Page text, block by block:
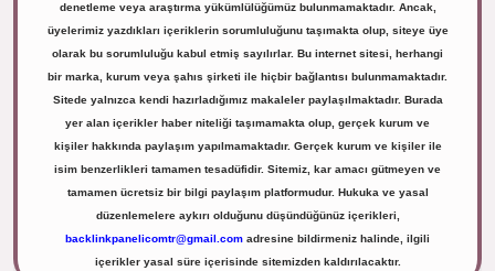
denetleme veya araştırma yükümlülüğümüz bulunmamaktadır. Ancak,
üyelerimiz yazdıkları içeriklerin sorumluluğunu taşımakta olup, siteye üye
olarak bu sorumluluğu kabul etmiş sayılırlar. Bu internet sitesi, herhangi
bir marka, kurum veya şahıs şirketi ile hiçbir bağlantısı bulunmamaktadır.
Sitede yalnızca kendi hazırladığımız makaleler paylaşılmaktadır. Burada
yer alan içerikler haber niteliği taşımamakta olup, gerçek kurum ve
kişiler hakkında paylaşım yapılmamaktadır. Gerçek kurum ve kişiler ile
isim benzerlikleri tamamen tesadüfidir. Sitemiz, kar amacı gütmeyen ve
tamamen ücretsiz bir bilgi paylaşım platformudur. Hukuka ve yasal
düzenlemelere aykırı olduğunu düşündüğünüz içerikleri,
backlinkpanelicomtr@gmail.com adresine bildirmeniz halinde, ilgili
içerikler yasal süre içerisinde sitemizden kaldırılacaktır.